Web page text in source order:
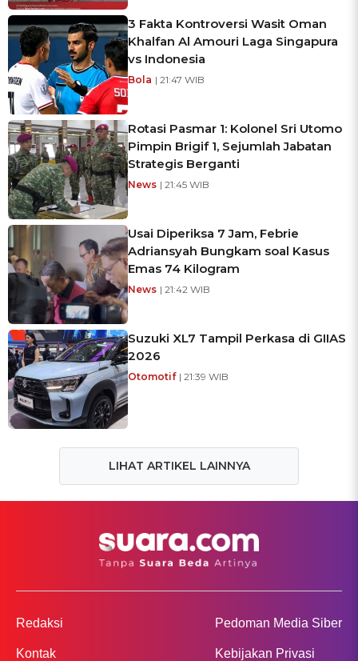
3 Fakta Kontroversi Wasit Oman
Khalfan Al Amouri Laga Singapura
vs Indonesia
Bola | 21:47 WIB
Rotasi Pasmar 1: Kolonel Sri Utomo
Pimpin Brigif 1, Sejumlah Jabatan
Strategis Berganti
News | 21:45 WIB
Usai Diperiksa 7 Jam, Febrie
Adriansyah Bungkam soal Kasus
Emas 74 Kilogram
News | 21:42 WIB
Suzuki XL7 Tampil Perkasa di GIIAS
2026
Otomotif | 21:39 WIB
LIHAT ARTIKEL LAINNYA
Redaksi
Kontak
Pedoman Media Siber
Kebijakan Privasi